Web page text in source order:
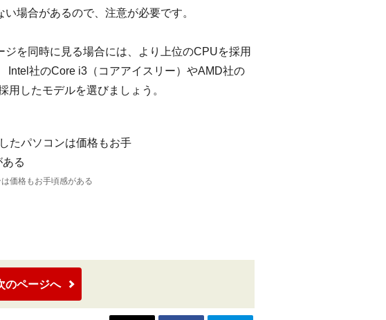
場合があるので、注意が必要です。
を同時に見る場合には、より上位のCPUを採用
Intel社のCore i3（コアアイスリー）やAMD社の
したモデルを選びましょう。
価格もお手頃感がある
のページへ